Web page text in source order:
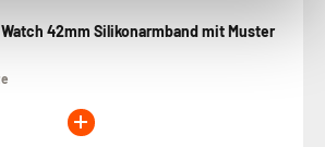
42mm Silikonarmband mit Muster